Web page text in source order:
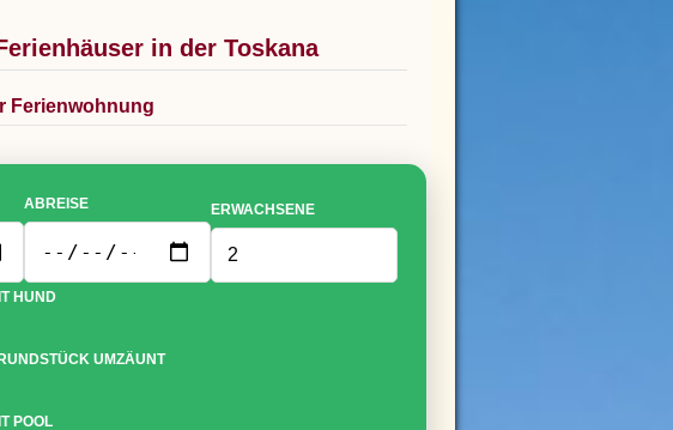
in der Toskana
Ferienwohnung
ABREISE ERWACHSENE
HUND
UMZÄUNT
POOL